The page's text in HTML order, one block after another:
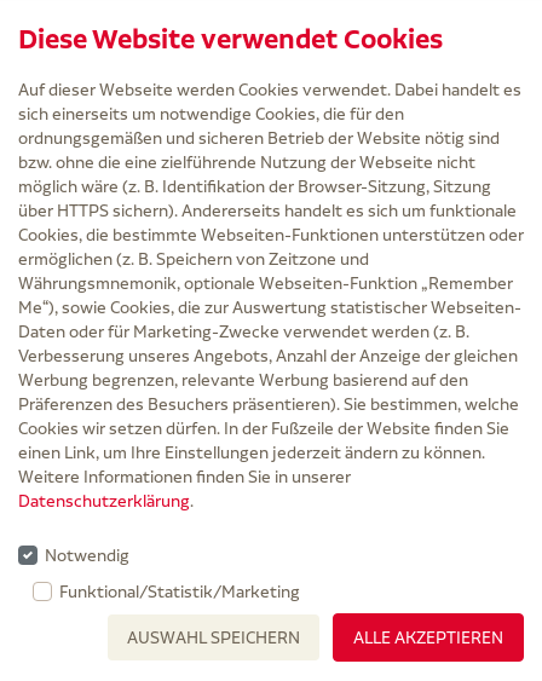
MANU-HIT Handgelenkorth.rechts Gr.L
07032 schwarz
SPORLASTIC GmbH & Co. KG
Grundpreis: 77,22 € / 1 St
Nicht lieferbar
Gr. L 1 St
Diese Website verwendet Cookies
Auf dieser Webseite werden Cookies verwendet. Dabei handelt es
sich einerseits um notwendige Cookies, die für den
ordnungsgemäßen und sicheren Betrieb der Website nötig sind
bzw. ohne die eine zielführende Nutzung der Webseite nicht
möglich wäre (z. B. Identifikation der Browser-Sitzung, Sitzung
über HTTPS sichern). Andererseits handelt es sich um funktionale
Cookies, die bestimmte Webseiten-Funktionen unterstützen oder
ermöglichen (z. B. Speichern von Zeitzone und
Währungsmnemonik, optionale Webseiten-Funktion „Remember
Me“), sowie Cookies, die zur Auswertung statistischer Webseiten-
Daten oder für Marketing-Zwecke verwendet werden (z. B.
Verbesserung unseres Angebots, Anzahl der Anzeige der gleichen
Werbung begrenzen, relevante Werbung basierend auf den
Präferenzen des Besuchers präsentieren). Sie bestimmen, welche
Cookies wir setzen dürfen. In der Fußzeile der Website finden Sie
einen Link, um Ihre Einstellungen jederzeit ändern zu können.
Weitere Informationen finden Sie in unserer
Datenschutzerklärung.
Notwendig
Funktional/Statistik/Marketing
AUSWAHL SPEICHERN ALLE AKZEPTIEREN